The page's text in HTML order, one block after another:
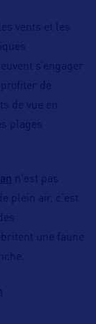
vents et les
s’engager
de
de vue en
plages
n’est pas
plein air, c’est
une faune